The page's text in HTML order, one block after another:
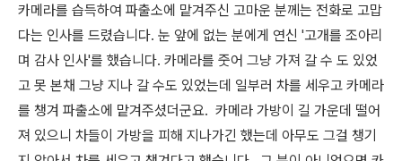
카메라를 습득하여 파출소에 맡겨주신 고마운 분께는 전화로 고맙
다는 인사를 드렸습니다. 눈 앞에 없는 분에게 연신 '고개를 조아리
며 감사 인사'를 했습니다. 카메라를 줏어 그냥 가져 갈 수 도 있었
고 못 본채 그냥 지나 갈 수도 있었는데 일부러 차를 세우고 카메라
를 챙겨 파출소에 맡겨주셨더군요. 카메라 가방이 길 가운데 떨어
져 있으니 차들이 가방을 피해 지나가긴 했는데 아무도 그걸 챙기